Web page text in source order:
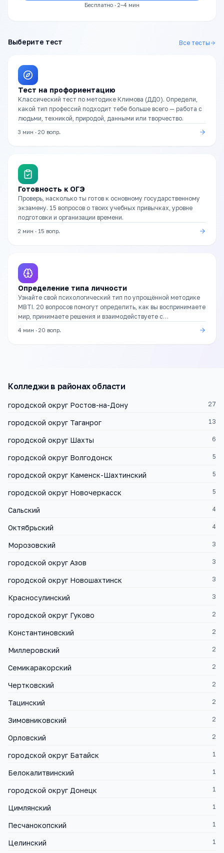
Бесплатно · 2–4 мин
Выберите тест Все тесты
Тест на профориентацию
Классический тест по методике Климова (ДДО). Определи,
какой тип профессий подходит тебе больше всего — работа с
людьми, техникой, природой, данными или творчество.
3 мин · 20 вопр.
Готовность к ОГЭ
Проверь, насколько ты готов к основному государственному
экзамену. 15 вопросов о твоих учебных привычках, уровне
подготовки и организации времени.
2 мин · 15 вопр.
Определение типа личности
Узнайте свой психологический тип по упрощённой методике
MBTI. 20 вопросов помогут определить, как вы воспринимаете
мир, принимаете решения и взаимодействуете с
4 мин · 20 вопр.
Колледжи в районах области
городской округ Ростов-на-Дону 27
городской округ Таганрог 13
городской округ Шахты 6
городской округ Волгодонск 5
городской округ Каменск-Шахтинский 5
городской округ Новочеркасск 5
Сальский 4
Октябрьский 4
Морозовский 3
городской округ Азов 3
городской округ Новошахтинск 3
Красносулинский 3
городской округ Гуково 2
Константиновский 2
Миллеровский 2
Семикаракорский 2
Чертковский 2
Тацинский 2
Зимовниковский 2
Орловский 2
городской округ Батайск 1
Белокалитвинский 1
городской округ Донецк 1
Цимлянский 1
Песчанокопский 1
Целинский 1